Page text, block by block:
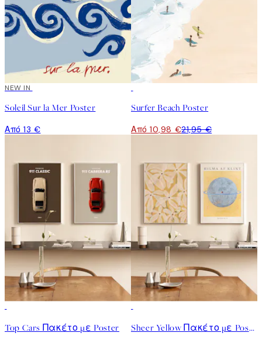
NEW IN
Soleil Sur la Mer Poster
Από 13 €
Surfer Beach Poster
Από 10,98 €21,95 €
Top Cars Πακέτο με Poster Sheer Yellow Πακέτο με Poster